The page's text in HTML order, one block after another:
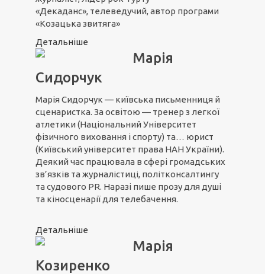
«Декаданс», телеведучий, автор програми
«Козацька звитяга»
Детальніше
Марія
Сидорчук
Марія Сидорчук — київська письменниця й
сценаристка. За освітою — тренер з легкої
атлетики (Національний Університет
фізичного виховання і спорту) та… юрист
(Київський університет права НАН України).
Деякий час працювала в сфері громадських
зв’язків та журналістиці, політконсалтингу
та судового PR. Наразі пише прозу для душі
та кіносценарії для телебачення.
Детальніше
Марія
Козиренко